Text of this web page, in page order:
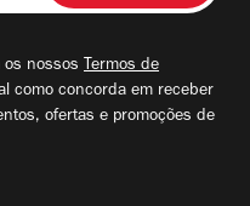
os nossos Termos de
como concorda em receber
ofertas e promoções de